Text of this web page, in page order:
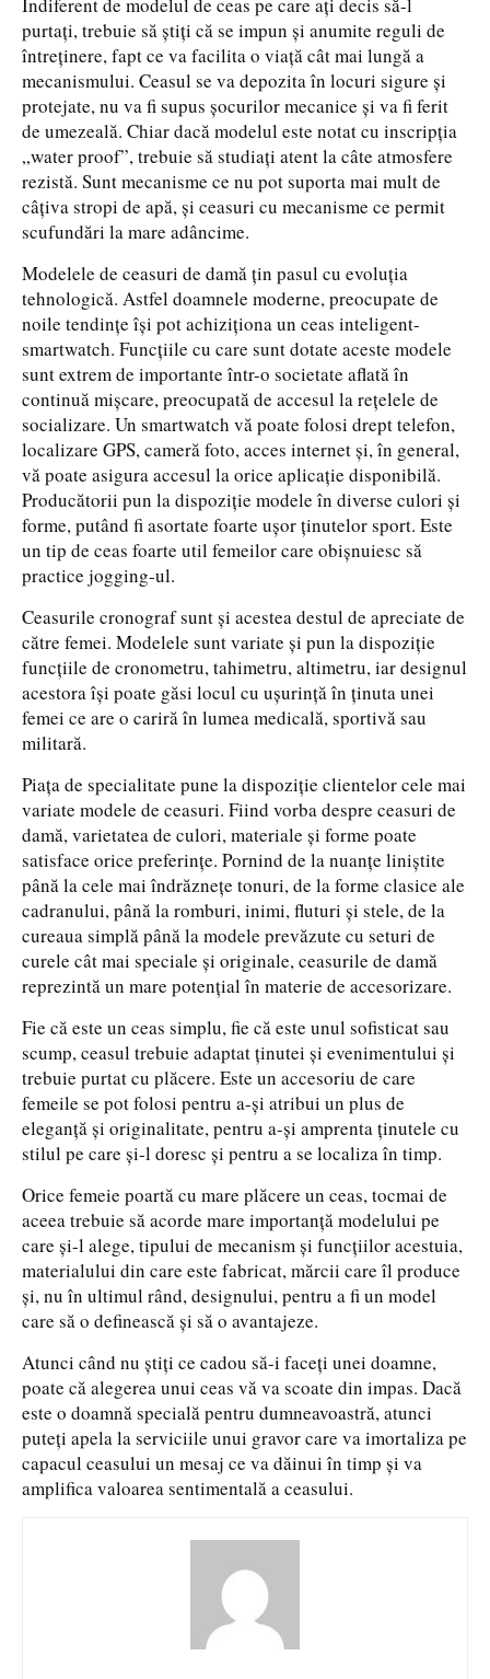
purtaţi, trebuie să ştiţi că se impun şi anumite reguli de
întreţinere, fapt ce va facilita o viaţă cât mai lungă a
mecanismului. Ceasul se va depozita în locuri sigure şi
protejate, nu va fi supus şocurilor mecanice şi va fi ferit
de umezeală. Chiar dacă modelul este notat cu inscripţia
„water proof”, trebuie să studiaţi atent la câte atmosfere
rezistă. Sunt mecanisme ce nu pot suporta mai mult de
câţiva stropi de apă, şi ceasuri cu mecanisme ce permit
scufundări la mare adâncime.
Modelele de ceasuri de damă ţin pasul cu evoluţia
tehnologică. Astfel doamnele moderne, preocupate de
noile tendinţe îşi pot achiziţiona un ceas inteligent-
smartwatch. Funcţiile cu care sunt dotate aceste modele
sunt extrem de importante într-o societate aflată în
continuă mişcare, preocupată de accesul la reţelele de
socializare. Un smartwatch vă poate folosi drept telefon,
localizare GPS, cameră foto, acces internet şi, în general,
vă poate asigura accesul la orice aplicaţie disponibilă.
Producătorii pun la dispoziţie modele în diverse culori şi
forme, putând fi asortate foarte uşor ţinutelor sport. Este
un tip de ceas foarte util femeilor care obişnuiesc să
practice jogging-ul.
Ceasurile cronograf sunt şi acestea destul de apreciate de
către femei. Modelele sunt variate şi pun la dispoziţie
funcţiile de cronometru, tahimetru, altimetru, iar designul
acestora îşi poate găsi locul cu uşurinţă în ţinuta unei
femei ce are o cariră în lumea medicală, sportivă sau
militară.
Piaţa de specialitate pune la dispoziţie clientelor cele mai
variate modele de ceasuri. Fiind vorba despre ceasuri de
damă, varietatea de culori, materiale şi forme poate
satisface orice preferinţe. Pornind de la nuanţe liniştite
până la cele mai îndrăzneţe tonuri, de la forme clasice ale
cadranului, până la romburi, inimi, fluturi şi stele, de la
cureaua simplă până la modele prevăzute cu seturi de
curele cât mai speciale şi originale, ceasurile de damă
reprezintă un mare potenţial în materie de accesorizare.
Fie că este un ceas simplu, fie că este unul sofisticat sau
scump, ceasul trebuie adaptat ţinutei şi evenimentului şi
trebuie purtat cu plăcere. Este un accesoriu de care
femeile se pot folosi pentru a-şi atribui un plus de
eleganţă şi originalitate, pentru a-şi amprenta ţinutele cu
stilul pe care şi-l doresc şi pentru a se localiza în timp.
Orice femeie poartă cu mare plăcere un ceas, tocmai de
aceea trebuie să acorde mare importanţă modelului pe
care şi-l alege, tipului de mecanism şi funcţiilor acestuia,
materialului din care este fabricat, mărcii care îl produce
şi, nu în ultimul rând, designului, pentru a fi un model
care să o definească şi să o avantajeze.
Atunci când nu ştiţi ce cadou să-i faceţi unei doamne,
poate că alegerea unui ceas vă va scoate din impas. Dacă
este o doamnă specială pentru dumneavoastră, atunci
puteţi apela la serviciile unui gravor care va imortaliza pe
capacul ceasului un mesaj ce va dăinui în timp şi va
amplifica valoarea sentimentală a ceasului.